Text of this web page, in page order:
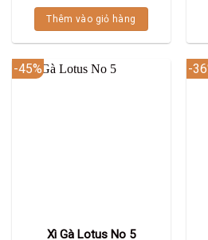
Thêm vào giỏ hàng
-45%
Xì Gà Lotus No 5
-